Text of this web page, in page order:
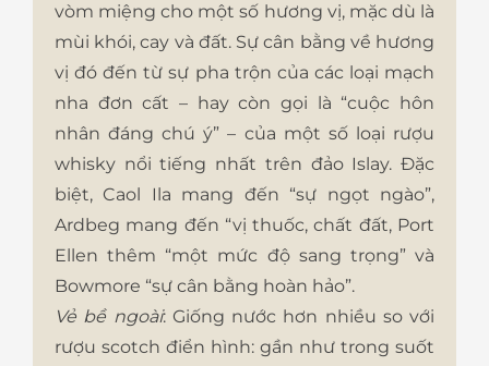
vòm miệng cho một số hương vị, mặc dù là
mùi khói, cay và đất. Sự cân bằng về hương
vị đó đến từ sự pha trộn của các loại mạch
nha đơn cất – hay còn gọi là “cuộc hôn
nhân đáng chú ý” – của một số loại rượu
whisky nổi tiếng nhất trên đảo Islay. Đặc
biệt, Caol Ila mang đến “sự ngọt ngào”,
Ardbeg mang đến “vị thuốc, chất đất, Port
Ellen thêm “một mức độ sang trọng” và
Bowmore “sự cân bằng hoàn hảo”.
Vẻ bề ngoài: Giống nước hơn nhiều so với
rượu scotch điển hình: gần như trong suốt